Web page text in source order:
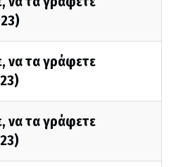
να τα γράφετε
να τα γράφετε